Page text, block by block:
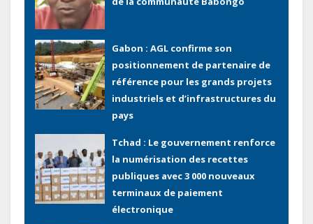
positionnement de partenaire de
référence pour les grands projets
industriels et d’infrastructures du
pays
Tchad : Le gouvernement renforce
la numérisation des recettes
publiques avec 3 000 nouveaux
terminaux de paiement
électronique
Congo : L’encours total de la dette